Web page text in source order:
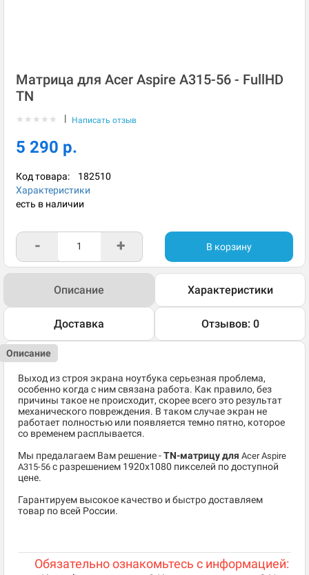
Матрица для Acer Aspire A315-56 - FullHD
TN
★ ★ ★ ★ ★ | Написать отзыв
5 290 р.
Код товара: 182510
Характеристики
есть в наличии
- + В корзину
Описание Характеристики
Доставка Отзывов: 0
Описание
Выход из строя экрана ноутбука серьезная проблема,
особенно когда с ним связана работа. Как правило, без
причины такое не происходит, скорее всего это результат
механического повреждения. В таком случае экран не
работает полностью или появляется темно пятно, которое
со временем расплывается.
Мы предалагаем Вам решение -TN-матрицу для Acer Aspire
A315-56 c разрешением 1920x1080 пикселей по доступной
цене.
Гарантируем высокое качество и быстро доставляем
товар по всей России.
Обязательно ознакомьтесь с информацией: